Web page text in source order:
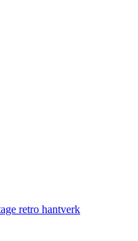
retro hantverk